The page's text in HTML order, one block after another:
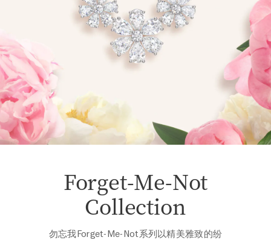
Forget-Me-Not
Collection
勿忘我Forget-Me-Not系列以精美雅致的纷